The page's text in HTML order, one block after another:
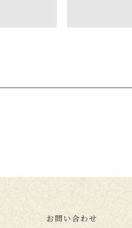
お問い合わせ